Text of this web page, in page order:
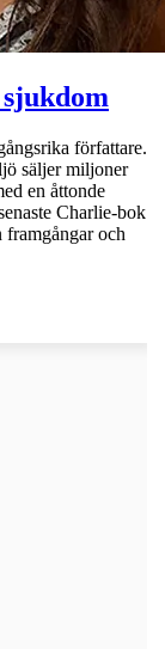
författare.
säljer miljoner
en åttonde
Charlie-bok
framgångar och